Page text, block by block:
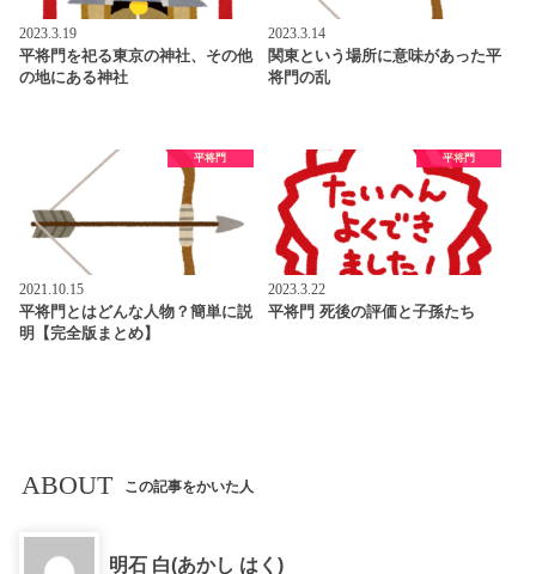
2023.3.19
平将門を祀る東京の神社、その他
の地にある神社
2023.3.14
関東という場所に意味があった平
将門の乱
平将門
2021.10.15
平将門とはどんな人物？簡単に説
明【完全版まとめ】
平将門
2023.3.22
平将門 死後の評価と子孫たち
ABOUT この記事をかいた人
明石 白(あかし はく)